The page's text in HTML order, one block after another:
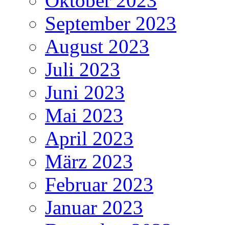
September 2023
August 2023
Juli 2023
Juni 2023
Mai 2023
April 2023
März 2023
Februar 2023
Januar 2023